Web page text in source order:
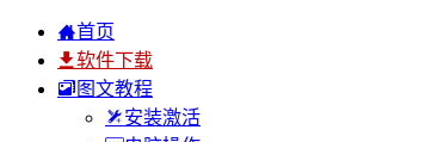
首页
软件下载
图文教程
安装激活